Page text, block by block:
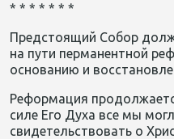
* * * * * * *
Предстоящий Собор
на пути перманентной
основанию и
Реформация
силе Его Духа все мы
свидетельствовать о